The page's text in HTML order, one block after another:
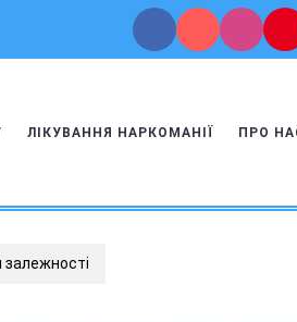
ЛІКУВАННЯ НАРКОМАНІЇ ПРО
залежності